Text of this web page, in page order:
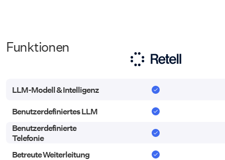
Funktionen
LLM-Modell & Intelligenz
Benutzerdefiniertes LLM
Benutzerdefinierte
Telefonie
Betreute Weiterleitung
Funktionen
LLM-Modell & Intelligenz
Benutzerdefiniertes LLM
Benutzerdefinierte
Telefonie
Betreute Weiterleitung